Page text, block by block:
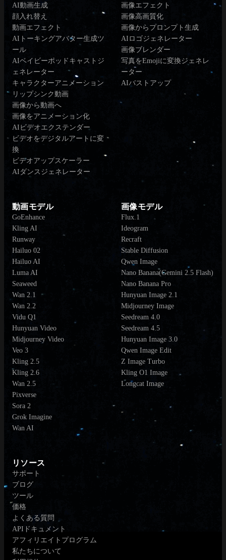
AI動画生成
顔入れ替え
動画エフェクト
AIトーキングアバター生成ツ
ール
AIベイビーポッドキャストジ
ェネレーター
キャラクターアニメーション
リップシンク動画
画像から動画へ
画像をアニメーション化
AIビデオエクステンダー
ビデオをデジタルアートに変
換
ビデオアップスケーラー
AIダンスジェネレーター
画像エフェクト
画像高画質化
画像からプロンプト生成
AIロゴジェネレーター
画像ブレンダー
写真をEmojiに変換ジェネレ
ーター
AIバストアップ
動画モデル
GoEnhance
Kling AI
Runway
Hailuo 02
Hailuo AI
Luma AI
Seaweed
Wan 2.1
Wan 2.2
Vidu Q1
Hunyuan Video
Midjourney Video
Veo 3
Kling 2.5
Kling 2.6
Wan 2.5
Pixverse
Sora 2
Grok Imagine
Wan AI
画像モデル
Flux.1
Ideogram
Recraft
Stable Diffusion
Qwen Image
Nano Banana(Gemini 2.5 Flash)
Nano Banana Pro
Hunyuan Image 2.1
Midjourney Image
Seedream 4.0
Seedream 4.5
Hunyuan Image 3.0
Qwen Image Edit
Z Image Turbo
Kling O1 Image
Longcat Image
リソース
サポート
ブログ
ツール
価格
よくある質問
APIドキュメント
アフィリエイトプログラム
私たちについて